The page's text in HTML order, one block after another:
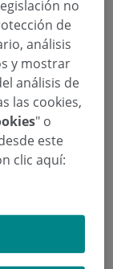
no
de
análisis
y mostrar
análisis de
las cookies,
" o
este
clic aquí: